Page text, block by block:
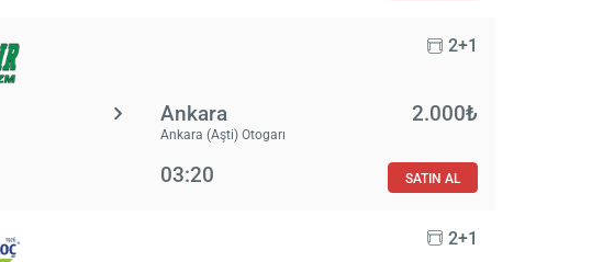
2+1
Ankara
Ankara (Aşti) Otogarı
2.000₺
03:20 SATIN AL
2+1